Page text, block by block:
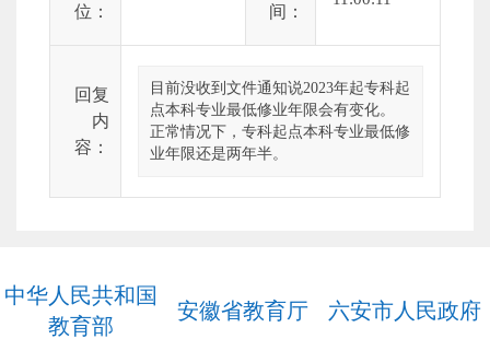
位：
间：
回复
内
容：
目前没收到文件通知说2023年起专科起
点本科专业最低修业年限会有变化。
正常情况下，专科起点本科专业最低修
业年限还是两年半。
中华人民共和国
教育部
安徽省教育厅 六安市人民政府